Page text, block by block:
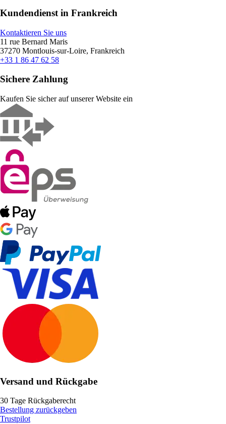
Kundendienst in Frankreich
Kontaktieren Sie uns
11 rue Bernard Maris
37270 Montlouis-sur-Loire, Frankreich
+33 1 86 47 62 58
Sichere Zahlung
Kaufen Sie sicher auf unserer Website ein
Versand und Rückgabe
30 Tage Rückgaberecht
Bestellung zurückgeben
Trustpilot